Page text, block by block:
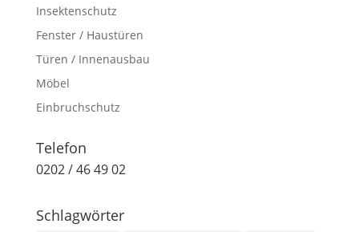
Insektenschutz
Fenster / Haustüren
Türen / Innenausbau
Möbel
Einbruchschutz
Telefon
0202 / 46 49 02
Schlagwörter